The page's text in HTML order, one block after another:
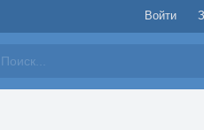
Войти